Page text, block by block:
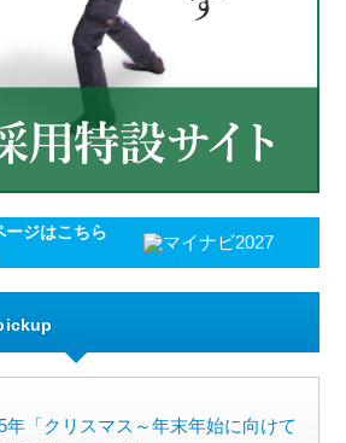
ージはこちら
年「クリスマス～年末年始に向けて